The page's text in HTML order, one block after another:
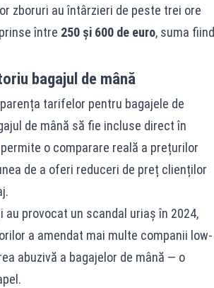
zboruri au întârzieri de peste trei ore
între 250 și 600 de euro, suma fiind
bagajul de mână
tarifelor pentru bagajele de
de mână să fie incluse direct în
o comparare reală a prețurilor
de a oferi reduceri de preț clienților
provocat un scandal uriaș în 2024,
a amendat mai multe companii low-
abuzivă a bagajelor de mână — o